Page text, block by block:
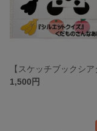
1,500円